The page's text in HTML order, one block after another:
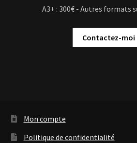
A3+ : 300€ - Autres formats
Contactez-moi
Mon compte
Politique de confidentialité